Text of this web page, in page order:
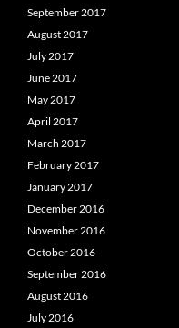
September 2017
August 2017
July 2017
June 2017
May 2017
April 2017
March 2017
February 2017
January 2017
December 2016
November 2016
October 2016
September 2016
August 2016
July 2016